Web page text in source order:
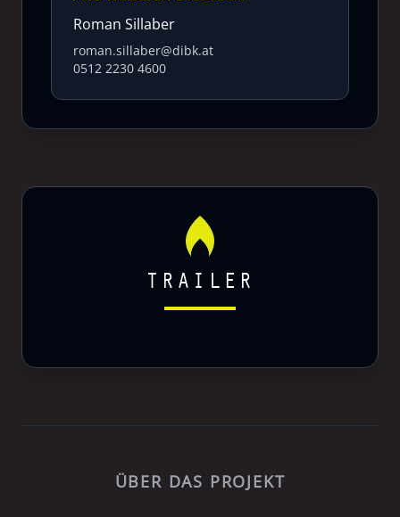
Roman Sillaber
roman.sillaber@dibk.at
0512 2230 4600
TRAILER
ÜBER DAS PROJEKT